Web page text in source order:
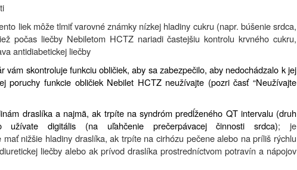
liek môže tlmiť varovné známky nízkej hladiny cukru (napr. búšenie srdca,
počas liečby Nebiletom HCTZ nariadi častejšiu kontrolu krvného cukru,
antidiabetickej liečby
vám skontroluje funkciu obličiek, aby sa zabezpečilo, aby nedochádzalo k jej
poruchy funkcie obličiek Nebilet HCTZ neužívajte (pozri časť “Neužívajte
draslíka a najmä, ak trpíte na syndróm predĺženého QT intervalu (druh
užívate digitális (na uľahčenie prečerpávacej činnosti srdca); je
nižšie hladiny draslíka, ak trpíte na cirhózu pečene alebo na príliš rýchlu
liečby alebo ak prívod draslíka prostredníctvom potravín a nápojov